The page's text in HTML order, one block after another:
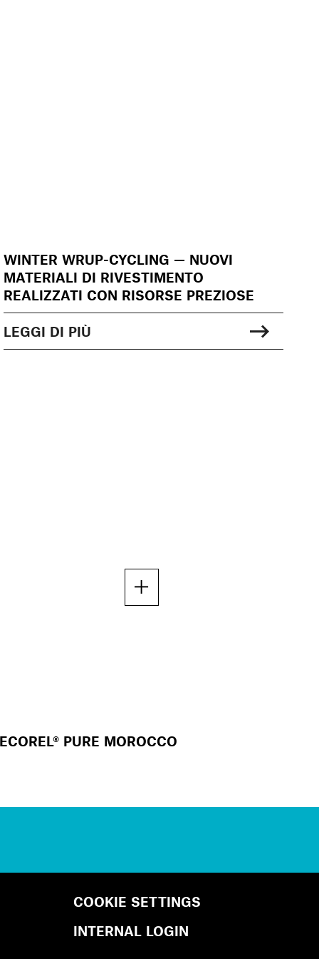
WINTER WRUP-CYCLING — NUOVI
MATERIALI DI RIVESTIMENTO
REALIZZATI CON RISORSE PREZIOSE
LEGGI DI PIÙ
ECOREL® PURE MOROCCO
COOKIE SETTINGS
INTERNAL LOGIN